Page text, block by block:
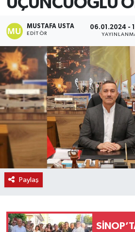
MUSTAFA USTA
EDITÖR
06.01.2024 -
Paylaş